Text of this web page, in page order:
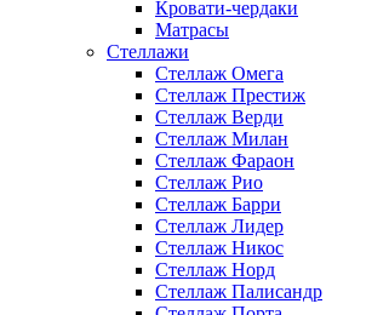
Кровати-чердаки
Матрасы
Стеллажи
Стеллаж Омега
Стеллаж Престиж
Стеллаж Верди
Стеллаж Милан
Стеллаж Фараон
Стеллаж Рио
Стеллаж Барри
Стеллаж Лидер
Стеллаж Никос
Стеллаж Норд
Стеллаж Палисандр